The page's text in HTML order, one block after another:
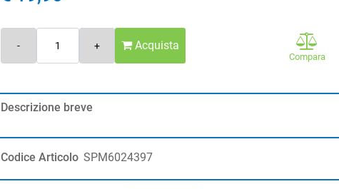
Acquista
Compara
Descrizione breve
Codice Articolo SPM6024397